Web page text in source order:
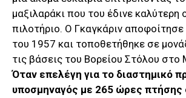
μαξιλαράκι που του έδινε καλύτερη
πιλοτήριο. Ο Γκαγκάριν
του 1957 και τοποθετήθηκε σε
τις βάσεις του Βορείου Στόλου στο
Όταν επελέγη για το διαστημικό
υποσμηναγός με 265 ώρες πτήσης